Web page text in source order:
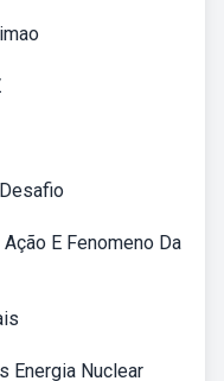
E Fenomeno Da
Energia Nuclear